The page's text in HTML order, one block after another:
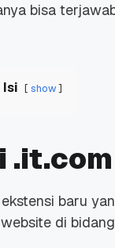
bisa
Isi show
.it.com
baru
website di